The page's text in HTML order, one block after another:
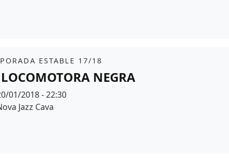
ESTABLE 17/18
NEGRA
01/2018 - 22:30
Jazz Cava